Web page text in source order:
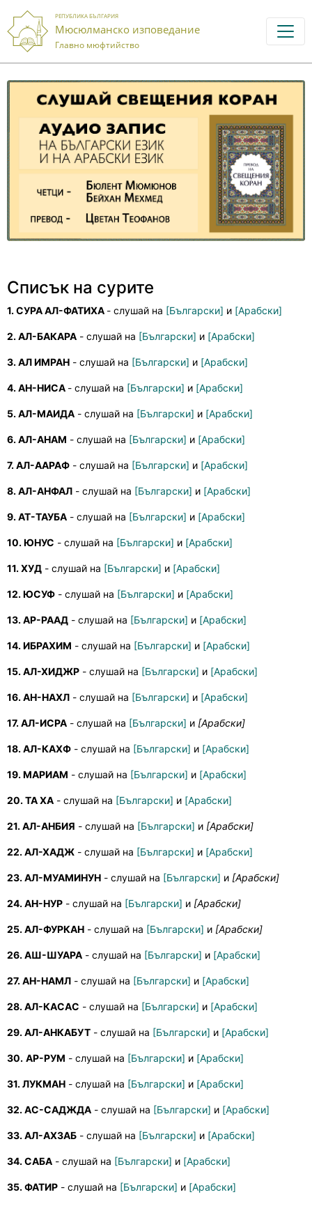
РЕПУБЛИКА БЪЛГАРИЯ
Мюсюлманско изповедание
Главно мюфтийство
Списък на сурите
1. СУРА АЛ-ФАТИХА - слушай на [Български] и [Арабски]
2. АЛ-БАКАРА - слушай на [Български] и [Арабски]
3. АЛ ИМРАН - слушай на [Български] и [Арабски]
4. АН-НИСА - слушай на [Български] и [Арабски]
5. АЛ-МАИДА - слушай на [Български] и [Арабски]
6. АЛ-АНАМ - слушай на [Български] и [Арабски]
7. АЛ-ААРАФ - слушай на [Български] и [Арабски]
8. АЛ-АНФАЛ - слушай на [Български] и [Арабски]
9. АТ-ТАУБА - слушай на [Български] и [Арабски]
10. ЮНУС - слушай на [Български] и [Арабски]
11. ХУД - слушай на [Български] и [Арабски]
12. ЮСУФ - слушай на [Български] и [Арабски]
13. АР-РААД - слушай на [Български] и [Арабски]
14. ИБРАХИМ - слушай на [Български] и [Арабски]
15. АЛ-ХИДЖР - слушай на [Български] и [Арабски]
16. АН-НАХЛ - слушай на [Български] и [Арабски]
17. АЛ-ИСРА - слушай на [Български] и [Арабски]
18. АЛ-КАХФ - слушай на [Български] и [Арабски]
19. МАРИАМ - слушай на [Български] и [Арабски]
20. ТА ХА - слушай на [Български] и [Арабски]
21. АЛ-АНБИЯ - слушай на [Български] и [Арабски]
22. АЛ-ХАДЖ - слушай на [Български] и [Арабски]
23. АЛ-МУАМИНУН - слушай на [Български] и [Арабски]
24. АН-НУР - слушай на [Български] и [Арабски]
25. АЛ-ФУРКАН - слушай на [Български] и [Арабски]
26. АШ-ШУАРА - слушай на [Български] и [Арабски]
27. АН-НАМЛ - слушай на [Български] и [Арабски]
28. АЛ-КАСАС - слушай на [Български] и [Арабски]
29. АЛ-АНКАБУТ - слушай на [Български] и [Арабски]
30. АР-РУМ - слушай на [Български] и [Арабски]
31. ЛУКМАН - слушай на [Български] и [Арабски]
32. АС-САДЖДА - слушай на [Български] и [Арабски]
33. АЛ-АХЗАБ - слушай на [Български] и [Арабски]
34. САБА - слушай на [Български] и [Арабски]
35. ФАТИР - слушай на [Български] и [Арабски]